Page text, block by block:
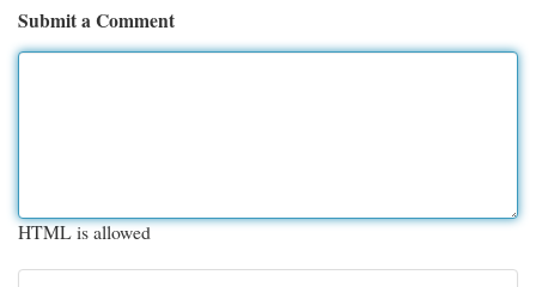
Submit a Comment
HTML is allowed